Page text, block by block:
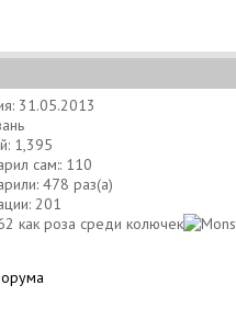
31.05.2013
1,395
сам:: 110
478 раз(а)
201